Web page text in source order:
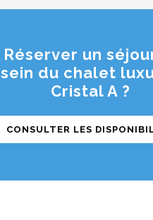
Réserver un
sein du chalet
Cristal A ?
CONSULTER LES